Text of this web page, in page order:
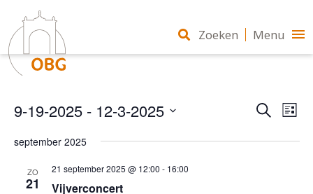
Zoeken
Zoeken
Lijst
9-19-2025 - 12-3-2025
een
september 2025
ZO
21
21 september 2025 @ 12:00 - 16:00
Vijverconcert
Zoeken Menu